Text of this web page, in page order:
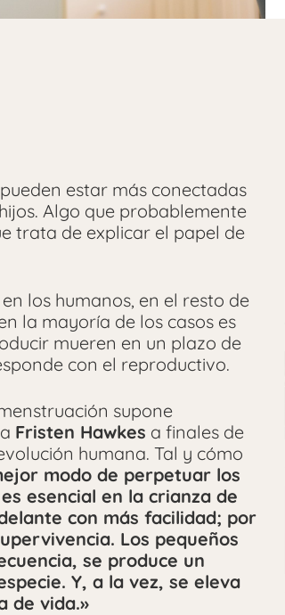
estar más conectadas
Algo que probablemente
trata de explicar el papel de
los humanos, en el resto de
la mayoría de los casos es
mueren en un plazo de
con el reproductivo.
supone
Fristen Hawkes a finales de
humana. Tal y cómo
modo de perpetuar los
esencial en la crianza de
con más facilidad; por
Los pequeños
se produce un
Y, a la vez, se eleva
de vida.»